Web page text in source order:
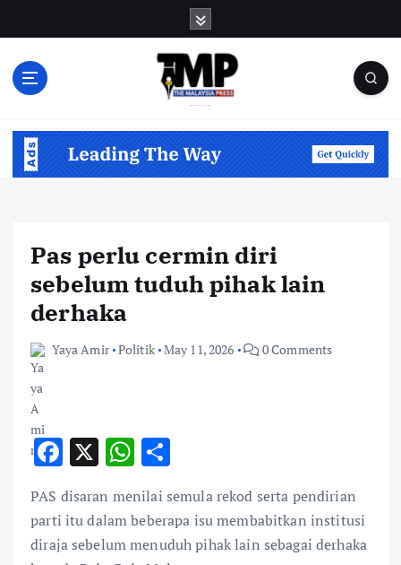
Pas perlu cermin diri
sebelum tuduh pihak lain
derhaka
Yaya Amir Politik May 11, 2026 0 Comments
F
ac
e
b
X W
h
at
s
ar
e
PAS disaran menilai semula rekod serta pendirian
parti itu dalam beberapa isu membabitkan institusi
diraja sebelum menuduh pihak lain sebagai derhaka